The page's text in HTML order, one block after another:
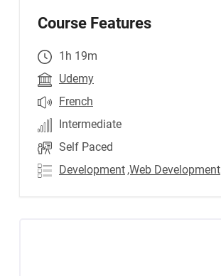
Course Features
1h 19m
Udemy
French
Intermediate
Self Paced
Development ,Web Development